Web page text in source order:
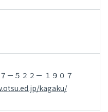
－５２２－ １９０７
kagaku/